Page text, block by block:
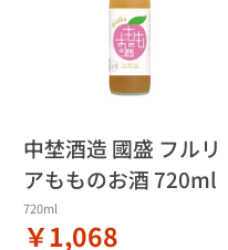
中埜酒造 國盛 フルリ
アもものお酒 720ml
720ml
￥1,068